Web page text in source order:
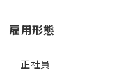
雇用形態
正社員